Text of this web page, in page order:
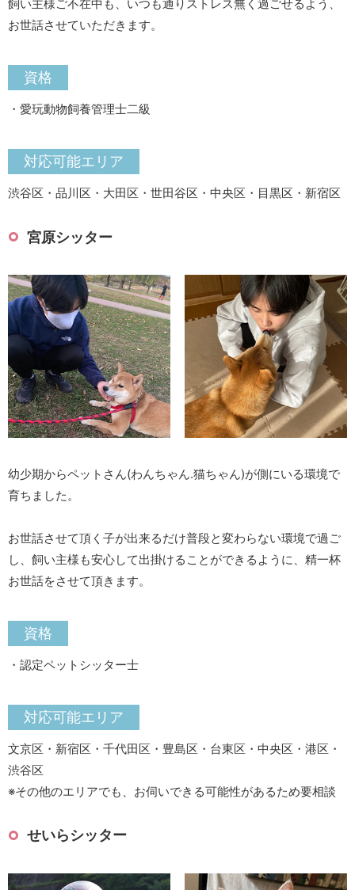
飼い主様ご不在中も、いつも通りストレス無く過ごせるよう、
お世話させていただきます。
資格
・愛玩動物飼養管理士二級
対応可能エリア
渋谷区・品川区・大田区・世田谷区・中央区・目黒区・新宿区
宮原シッター
幼少期からペットさん(わんちゃん.猫ちゃん)が側にいる環境で
育ちました。
お世話させて頂く子が出来るだけ普段と変わらない環境で過ご
し、飼い主様も安心して出掛けることができるように、精一杯
お世話をさせて頂きます。
資格
・認定ペットシッター士
対応可能エリア
文京区・新宿区・千代田区・豊島区・台東区・中央区・港区・
渋谷区
※その他のエリアでも、お伺いできる可能性があるため要相談
せいらシッター